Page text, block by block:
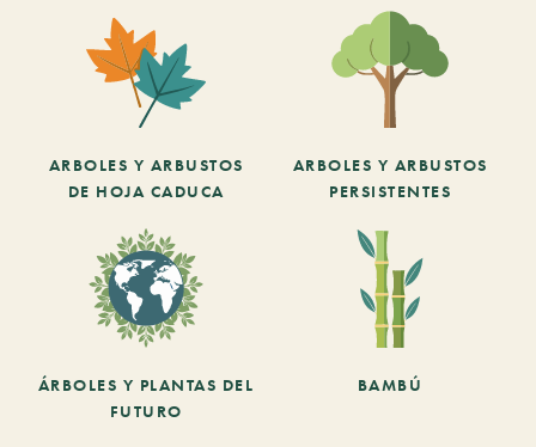
ARBOLES Y ARBUSTOS
DE HOJA CADUCA
ARBOLES Y ARBUSTOS
PERSISTENTES
ÁRBOLES Y PLANTAS DEL
FUTURO
BAMBÚ